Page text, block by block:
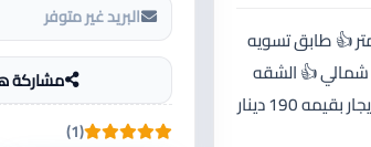
ورحمه الله وبركاته ✋ شقه للايجار في اربد 👍 زبدا شرق المركز الغربي 👍 منطقه هادئه جدأ ومطله 👍 مساحه 170 متر 👍 طابق تسويه
شمالي 👍 الشقه
عباره عن......... غرفه ضيوف واسعه 👍 صاله مع مطبخ مفتوح 👍 3 غرف نوم 👍 حمام عدد 2 👍 غرفه غسيل 👍 برندا واسعه 👍 للايجار بقيمه 190 دينار
البريد غير متوفر
مشاركة
(1)